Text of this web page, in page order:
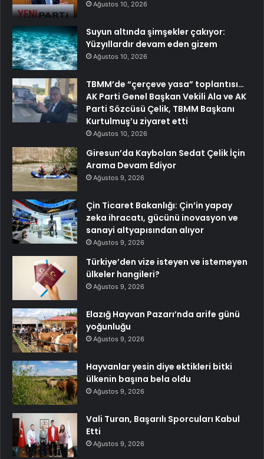
Ağustos 10, 2026
Suyun altında şimşekler çakıyor:
Yüzyıllardır devam eden gizem
Ağustos 10, 2026
TBMM’de “çerçeve yasa” toplantısı…
AK Parti Genel Başkan Vekili Ala ve AK
Parti Sözcüsü Çelik, TBMM Başkanı
Kurtulmuş’u ziyaret etti
Ağustos 10, 2026
Giresun’da Kaybolan Sedat Çelik İçin
Arama Devam Ediyor
Ağustos 9, 2026
Çin Ticaret Bakanlığı: Çin’in yapay
zeka ihracatı, gücünü inovasyon ve
sanayi altyapısından alıyor
Ağustos 9, 2026
Türkiye’den vize isteyen ve istemeyen
ülkeler hangileri?
Ağustos 9, 2026
Elazığ Hayvan Pazarı’nda arife günü
yoğunluğu
Ağustos 9, 2026
Hayvanlar yesin diye ektikleri bitki
ülkenin başına bela oldu
Ağustos 9, 2026
Vali Turan, Başarılı Sporcuları Kabul
Etti
Ağustos 9, 2026